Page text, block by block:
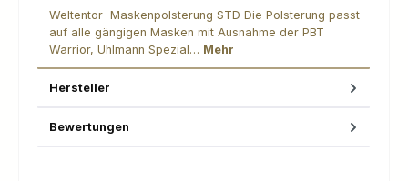
Weltentor Maskenpolsterung STD Die Polsterung passt
auf alle gängigen Masken mit Ausnahme der PBT
Warrior, Uhlmann Spezial… Mehr
Hersteller
Bewertungen